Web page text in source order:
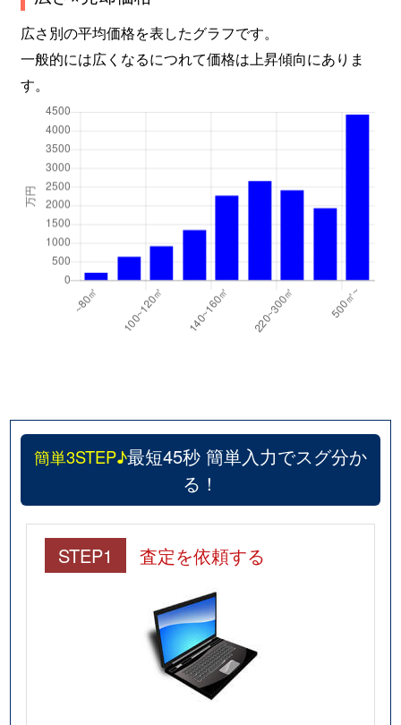
広さ別の平均価格を表したグラフです。
一般的には広くなるにつれて価格は上昇傾向にありま
す。
簡単3STEP♪最短45秒 簡単入力でスグ分か
る！
STEP1 査定を依頼する